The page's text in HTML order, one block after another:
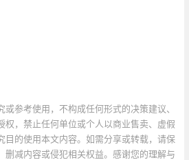
参考使用，不构成任何形式的决策建议、
权，禁止任何单位或个人以商业售卖、虚假
目的使用本文内容。如需分享或转载，请保
删减内容或侵犯相关权益。感谢您的理解与